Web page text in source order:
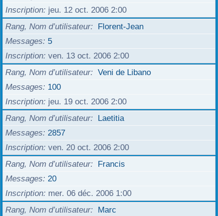
Inscription
jeu. 12 oct. 2006 2:00
Rang, Nom d’utilisateur
Florent-Jean
Messages
5
Inscription ven. 13 oct. 2006 2:00
Rang, Nom d’utilisateur
Veni de Libano
Messages
100
Inscription
jeu. 19 oct. 2006 2:00
Rang, Nom d’utilisateur
Laetitia
Messages
2857
Inscription ven. 20 oct. 2006 2:00
Rang, Nom d’utilisateur
Francis
Messages
20
Inscription
mer. 06 déc. 2006 1:00
Rang, Nom d’utilisateur
Marc